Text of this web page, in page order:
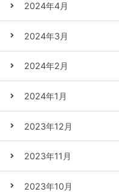
2024年4月
2024年3月
2024年2月
2024年1月
2023年12月
2023年11月
2023年10月